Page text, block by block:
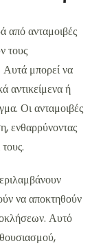
ανταμοιβές
τους
μπορεί να
αντικείμενα ή
Οι ανταμοιβές
ενθαρρύνοντας
να αποκτηθούν
Αυτό